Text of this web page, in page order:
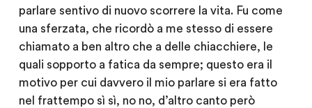
parlare sentivo di nuovo scorrere la vita. Fu come
una sferzata, che ricordò a me stesso di essere
chiamato a ben altro che a delle chiacchiere, le
quali sopporto a fatica da sempre; questo era il
motivo per cui davvero il mio parlare si era fatto
nel frattempo sì sì, no no, d’altro canto però